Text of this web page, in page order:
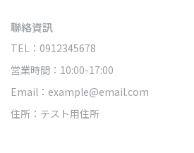
聯絡資訊
TEL：0912345678
営業時間：10:00-17:00
Email：example@email.com
住所：テスト用住所